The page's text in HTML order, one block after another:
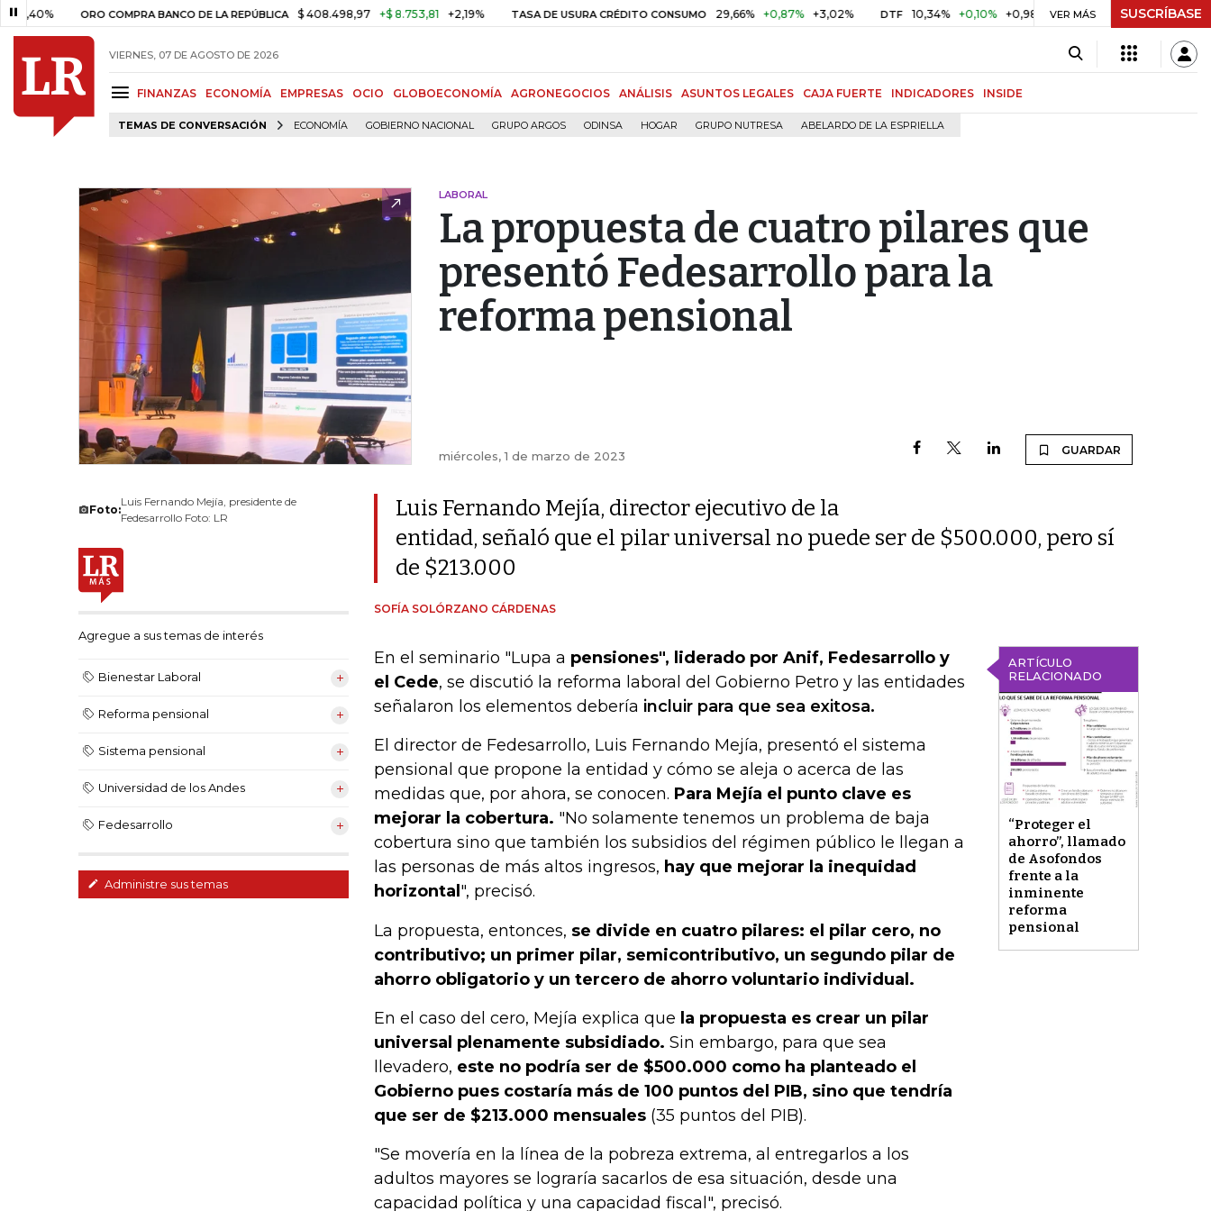
ORO COMPRA BANCO DE LA REPÚBLICA $ 408.498,97 +$ 8.753,81 +2,19% TASA DE USURA CRÉDITO CONSUMO 29,66% +0,87% +3,02% DTF 10,34% +0,10% +0,98% UVR $ 416,91 +$ 0,05 +0,01%
VER MÁS SUSCRÍBASE
VIERNES, 07 DE AGOSTO DE 2026
FINANZAS ECONOMÍA EMPRESAS OCIO GLOBOECONOMÍA AGRONEGOCIOS ANÁLISIS ASUNTOS LEGALES CAJA FUERTE INDICADORES INSIDE
TEMAS DE CONVERSACIÓN ECONOMÍA GOBIERNO NACIONAL GRUPO ARGOS ODINSA HOGAR GRUPO NUTRESA ABELARDO DE LA ESPRIELLA
LABORAL
La propuesta de cuatro pilares que
presentó Fedesarrollo para la
reforma pensional
miércoles, 1 de marzo de 2023 GUARDAR
Foto:
Luis Fernando Mejía, presidente de
Fedesarrollo Foto: LR
Agregue a sus temas de interés
Bienestar Laboral
Reforma pensional
Sistema pensional
Universidad de los Andes
Fedesarrollo
Administre sus temas
Luis Fernando Mejía, director ejecutivo de la
entidad, señaló que el pilar universal no puede ser de $500.000, pero sí
de $213.000
SOFÍA SOLÓRZANO CÁRDENAS
ARTÍCULO
RELACIONADO
“Proteger el
ahorro”, llamado
de Asofondos
frente a la
inminente
reforma
pensional
En el seminario "Lupa a pensiones", liderado por Anif, Fedesarrollo y
el Cede, se discutió la reforma laboral del Gobierno Petro y las entidades
señalaron los elementos debería incluir para que sea exitosa.
El director de Fedesarrollo, Luis Fernando Mejía, presentó el sistema
pensional que propone la entidad y cómo se aleja o acerca de las
medidas que, por ahora, se conocen. Para Mejía el punto clave es
mejorar la cobertura. "No solamente tenemos un problema de baja
cobertura sino que también los subsidios del régimen público le llegan a
las personas de más altos ingresos, hay que mejorar la inequidad
horizontal ", precisó.
La propuesta, entonces, se divide en cuatro pilares: el pilar cero, no
contributivo; un primer pilar, semicontributivo, un segundo pilar de
ahorro obligatorio y un tercero de ahorro voluntario individual.
En el caso del cero, Mejía explica que la propuesta es crear un pilar
universal plenamente subsidiado. Sin embargo, para que sea
llevadero, este no podría ser de $500.000 como ha planteado el
Gobierno pues costaría más de 100 puntos del PIB, sino que tendría
que ser de $213.000 mensuales (35 puntos del PIB).
"Se movería en la línea de la pobreza extrema, al entregarlos a los
adultos mayores se lograría sacarlos de esa situación, desde una
capacidad política y una capacidad fiscal", precisó.